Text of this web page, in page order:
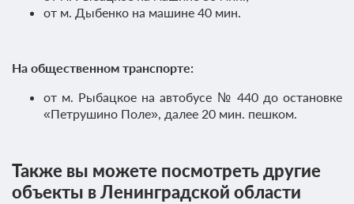
от м. Дыбенко на машине 40 мин.
На общественном транспорте:
от м. Рыбацкое на автобусе № 440 до остановке
«Петрушино Поле», далее 20 мин. пешком.
Также вы можете посмотреть другие
объекты в Ленинградской области